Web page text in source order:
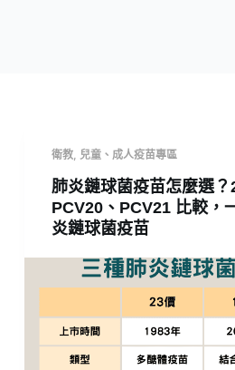
衛教, 兒童、成人疫苗專區
肺炎鏈球菌疫苗怎麼選？
PCV20、PCV21 比較，
炎鏈球菌疫苗